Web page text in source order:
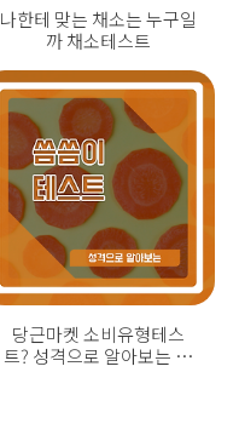
나한테 맞는 채소는 누구일
까 채소테스트
당근마켓 소비유형테스
트? 성격으로 알아보는 씀